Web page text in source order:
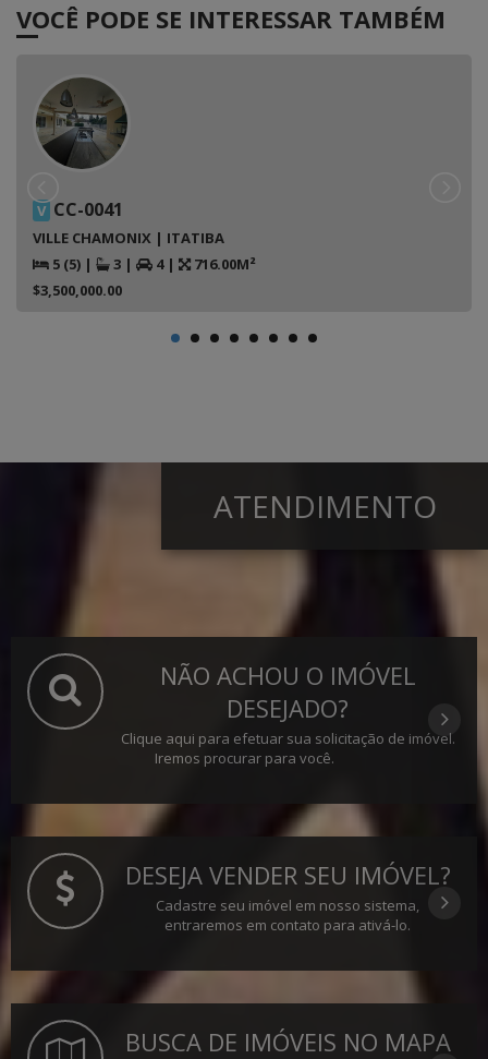
VOCÊ PODE SE INTERESSAR TAMBÉM
V CC-0041
VILLE CHAMONIX | ITATIBA
5 (5) | 3 | 4 |
716.00M²
$3,500,000.00
ATENDIMENTO
NÃO ACHOU O IMÓVEL
DESEJADO?
Clique aqui para efetuar sua solicitação de imóvel.
Iremos procurar para você.
DESEJA VENDER SEU IMÓVEL?
Cadastre seu imóvel em nosso sistema,
entraremos em contato para ativá-lo.
BUSCA DE IMÓVEIS NO MAPA